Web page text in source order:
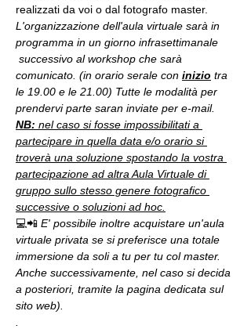
realizzati da voi o dal fotografo master.
L'organizzazione dell'aula virtuale sarà in
programma in un giorno infrasettimanale
successivo al workshop che sarà
comunicato. (in orario serale con inizio tra
le 19.00 e le 21.00) Tutte le modalità per
prendervi parte saran inviate per e-mail.
NB: nel caso si fosse impossibilitati a
partecipare in quella data e/o orario si
troverà una soluzione spostando la vostra
partecipazione ad altra Aula Virtuale di
gruppo sullo stesso genere fotografico
successive o soluzioni ad hoc.
💻📲 E' possibile inoltre acquistare un'aula
virtuale privata se si preferisce una totale
immersione da soli a tu per tu col master.
Anche successivamente, nel caso si decida
a posteriori, tramite la pagina dedicata sul
sito web).